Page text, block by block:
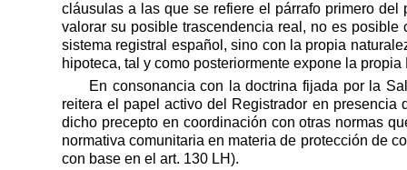
cláusulas a las que se refiere el párrafo primero
valorar su posible trascendencia real, no es
sistema registral español, sino con la propia
hipoteca, tal y como posteriormente expone la propia
En consonancia con la doctrina fijada por la
reitera el papel activo del Registrador en
dicho precepto en coordinación con otras normas
normativa comunitaria en materia de protección de
con base en el art. 130 LH).